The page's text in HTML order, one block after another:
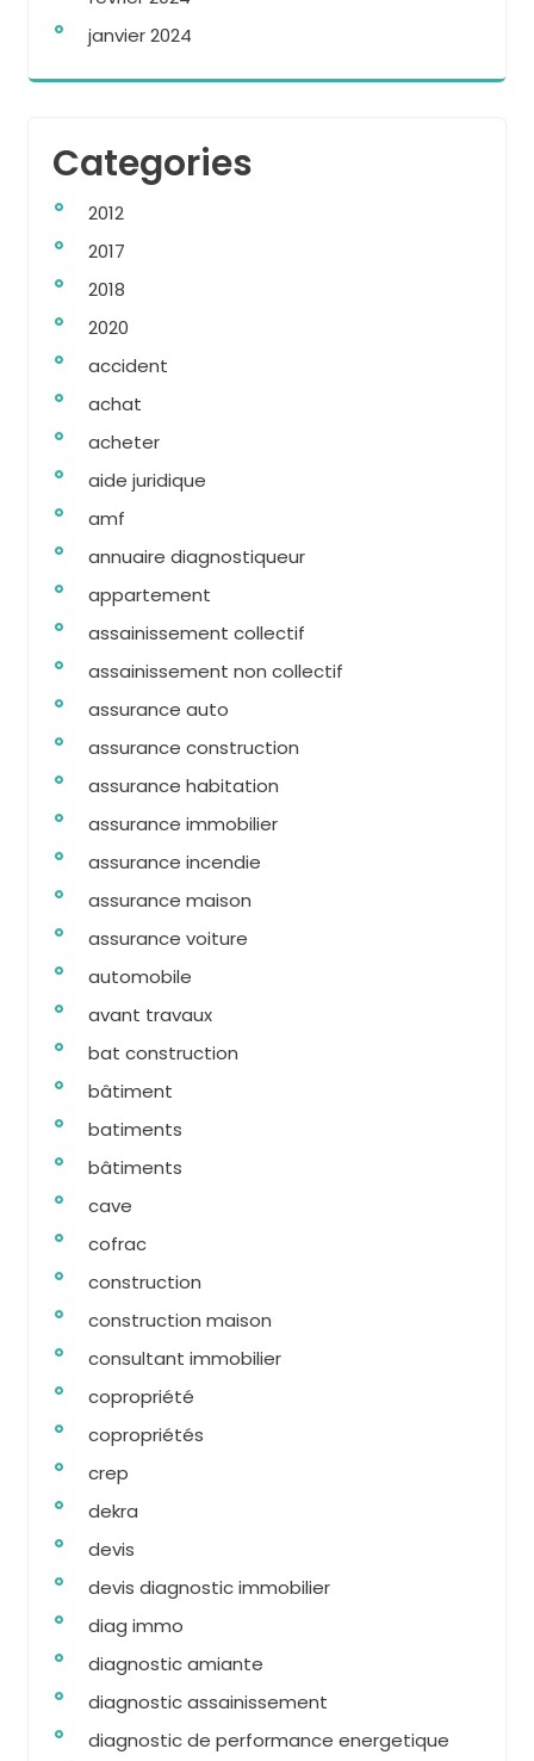
janvier 2024
Categories
2012
2017
2018
2020
accident
achat
acheter
aide juridique
amf
annuaire diagnostiqueur
appartement
assainissement collectif
assainissement non collectif
assurance auto
assurance construction
assurance habitation
assurance immobilier
assurance incendie
assurance maison
assurance voiture
automobile
avant travaux
bat construction
bâtiment
batiments
bâtiments
cave
cofrac
construction
construction maison
consultant immobilier
copropriété
copropriétés
crep
dekra
devis
devis diagnostic immobilier
diag immo
diagnostic amiante
diagnostic assainissement
diagnostic de performance energetique